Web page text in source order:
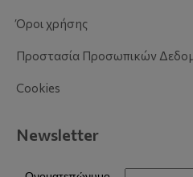
Όροι χρήσης
Προστασία Προσωπικών
Cookies
Newsletter